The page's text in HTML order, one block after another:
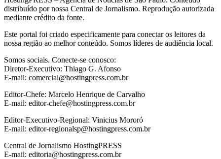
distribuído por nossa Central de Jornalismo. Reprodução autorizada
mediante crédito da fonte.
Este portal foi criado especificamente para conectar os leitores da
nossa região ao melhor conteúdo. Somos líderes de audiência local.
Somos sociais. Conecte-se conosco:
Diretor-Executivo: Thiago G. Afonso
E-mail: comercial@hostingpress.com.br
Editor-Chefe: Marcelo Henrique de Carvalho
E-mail: editor-chefe@hostingpress.com.br
Editor-Executivo-Regional: Vinicius Mororó
E-mail: editor-regionalsp@hostingpress.com.br
Central de Jornalismo HostingPRESS
E-mail: editoria@hostingpress.com.br